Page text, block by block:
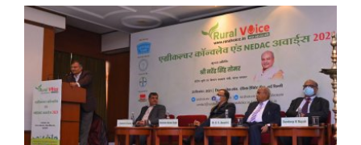
Agriculture Conclave and NACOF
Awards 2022
Agri Start-Ups
Language